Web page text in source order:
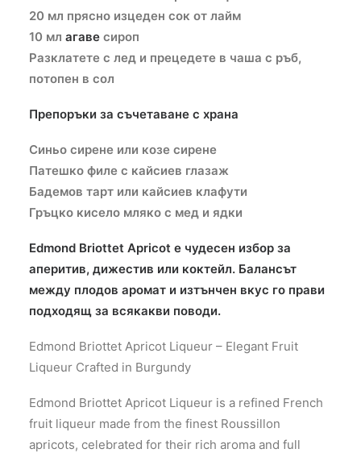
20 мл прясно изцеден сок от лайм
10 мл агаве сироп
Разклатете с лед и прецедете в чаша с ръб,
потопен в сол
Препоръки за съчетаване с храна
Синьо сирене или козе сирене
Патешко филе с кайсиев глазаж
Бадемов тарт или кайсиев клафути
Гръцко кисело мляко с мед и ядки
Edmond Briottet Apricot е чудесен избор за
аперитив, дижестив или коктейл. Балансът
между плодов аромат и изтънчен вкус го прави
подходящ за всякакви поводи.
Edmond Briottet Apricot Liqueur – Elegant Fruit
Liqueur Crafted in Burgundy
Edmond Briottet Apricot Liqueur is a refined French
fruit liqueur made from the finest Roussillon
apricots, celebrated for their rich aroma and full